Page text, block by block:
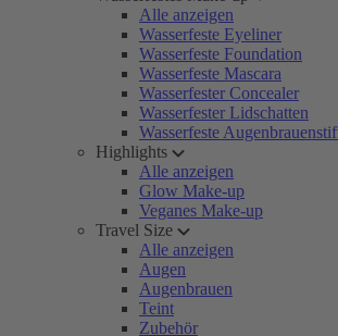
Alle anzeigen
Wasserfeste Eyeliner
Wasserfeste Foundation
Wasserfeste Mascara
Wasserfester Concealer
Wasserfester Lidschatten
Wasserfeste
Highlights
Alle anzeigen
Glow Make-up
Veganes Make-up
Travel Size
Alle anzeigen
Augen
Augenbrauen
Teint
Zubehör